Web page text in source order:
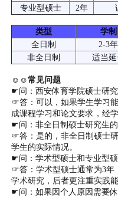
专业型硕士
2年
类型 学制
全日制
2-3年
非全日制
适当延
☺☺常见问题
☛问：西安体育学院硕士研
☞答：可以，如果学生学习
成课程学习和论文要求，经
☛问：非全日制硕士研究生
☞答：是的，非全日制硕士
学生的实际情况。
☛问：学术型硕士和专业型
☞答：学术型硕士通常为3年
学术研究，后者更注重实践能
☛问：如果因个人原因需要